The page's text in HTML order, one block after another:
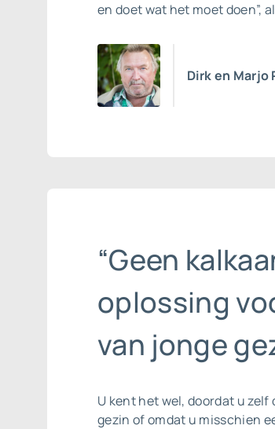
en doet wat het moet doen”,
Dirk en Marjo
“Geen
oplossing
van jonge
U kent het wel, doordat u
gezin of omdat u misschien